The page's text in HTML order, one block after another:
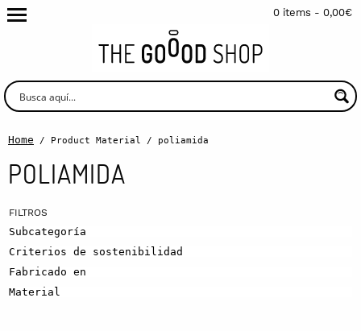
0 items - 0,00€
Home / Product Material / poliamida
POLIAMIDA
Subcategoría
Criterios de sostenibilidad
Fabricado en
Material